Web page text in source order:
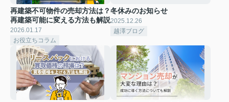
再建築不可物件の売却方法は？
再建築可能に変える方法も解説
2026.01.17
お役立ちコラム
冬休みのお知らせ
2025.12.26
越澤ブログ